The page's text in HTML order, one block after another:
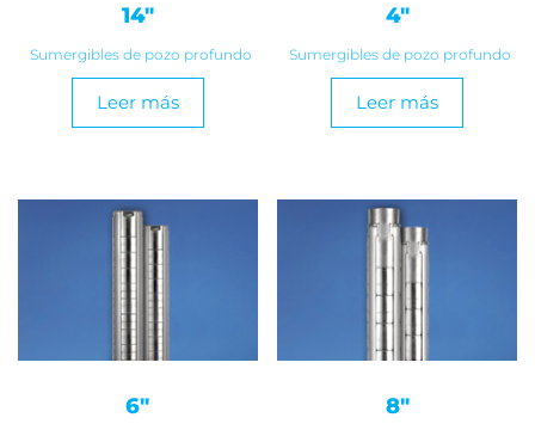
14″
Sumergibles de pozo profundo
Leer más
4″
Sumergibles de pozo profundo
Leer más
6″ 8″